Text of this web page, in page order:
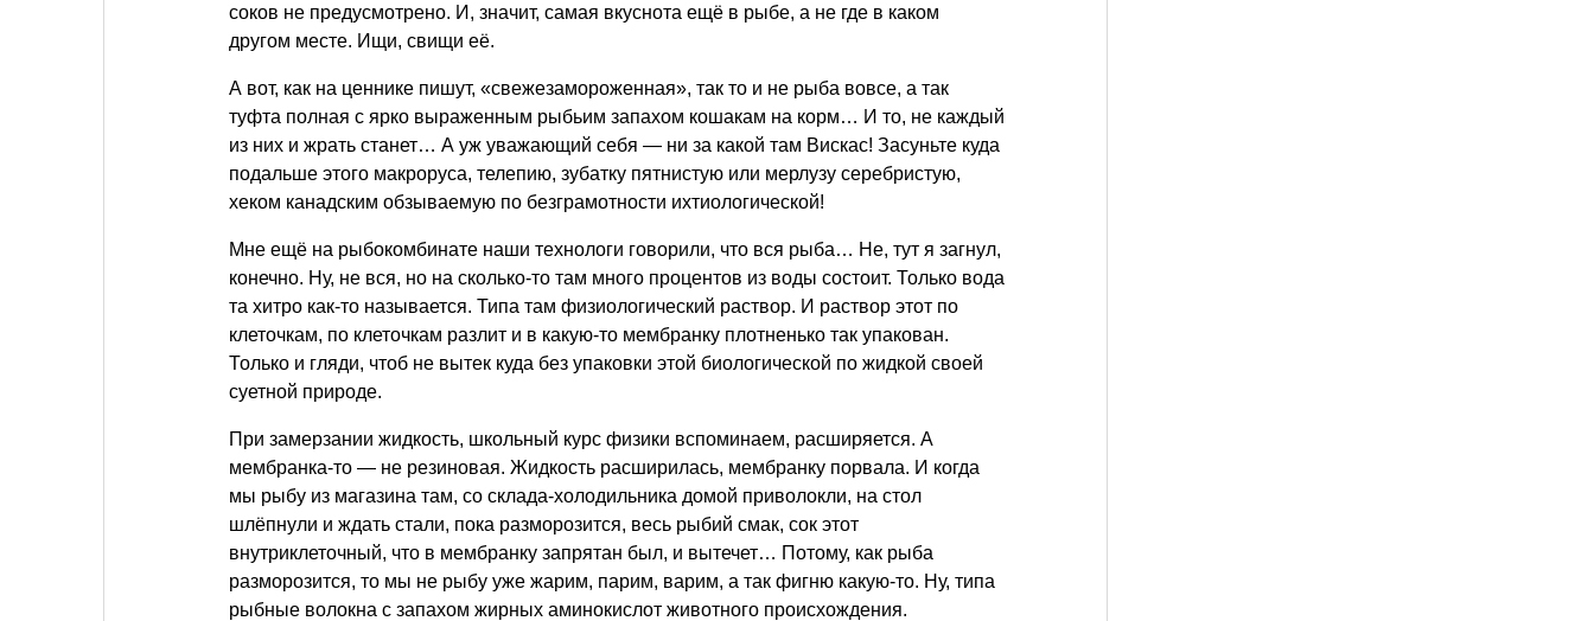
соков не предусмотрено. И, значит, самая вкуснота ещё в рыбе, а не где в каком
другом месте. Ищи, свищи её.
А вот, как на ценнике пишут, «свежезамороженная», так то и не рыба вовсе, а так
туфта полная с ярко выраженным рыбьим запахом кошакам на корм… И то, не каждый
из них и жрать станет… А уж уважающий себя — ни за какой там Вискас! Засуньте куда
подальше этого макроруса, телепию, зубатку пятнистую или мерлузу серебристую,
хеком канадским обзываемую по безграмотности ихтиологической!
Мне ещё на рыбокомбинате наши технологи говорили, что вся рыба… Не, тут я загнул,
конечно. Ну, не вся, но на сколько-то там много процентов из воды состоит. Только вода
та хитро как-то называется. Типа там физиологический раствор. И раствор этот по
клеточкам, по клеточкам разлит и в какую-то мембранку плотненько так упакован.
Только и гляди, чтоб не вытек куда без упаковки этой биологической по жидкой своей
суетной природе.
При замерзании жидкость, школьный курс физики вспоминаем, расширяется. А
мембранка-то — не резиновая. Жидкость расширилась, мембранку порвала. И когда
мы рыбу из магазина там, со склада-холодильника домой приволокли, на стол
шлёпнули и ждать стали, пока разморозится, весь рыбий смак, сок этот
внутриклеточный, что в мембранку запрятан был, и вытечет… Потому, как рыба
разморозится, то мы не рыбу уже жарим, парим, варим, а так фигню какую-то. Ну, типа
рыбные волокна с запахом жирных аминокислот животного происхождения.